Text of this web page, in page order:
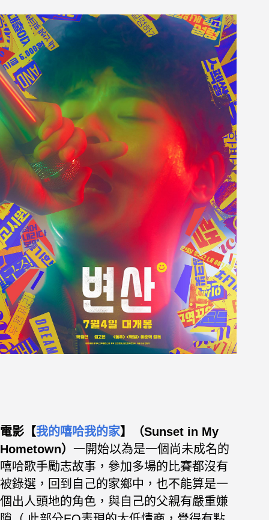
電影【我的嘻哈我的家】（Sunset in My
Hometown） 一開始以為是一個尚未成名的
嘻哈歌手勵志故事， 參加多場的比賽都沒有
被錄選，回到自己的家鄉中，也不能算是一
個出人頭地的角色， 與自己的父親有嚴重嫌